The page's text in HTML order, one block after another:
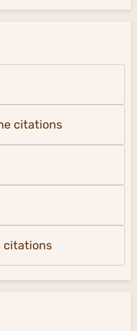
citations
citations